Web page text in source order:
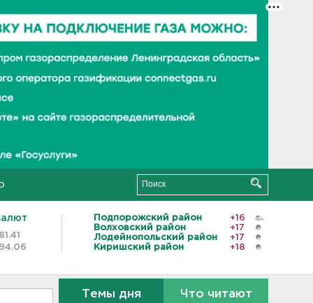
81.41
94.06
Подпорожский район
+16
Волховский район
+17
Лодейнопольский район
+17
Киришский район
+18
Темы дня Что читают